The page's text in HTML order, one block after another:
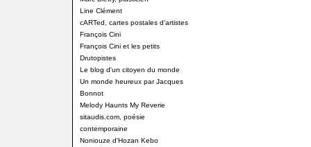
Line Clément
cARTed, cartes postales d'artistes
François Cini
François Cini et les petits
Drutopistes
Le blog d'un citoyen du monde
Un monde heureux par Jacques
Bonnot
Melody Haunts My Reverie
sitaudis.com, poésie
contemporaine
Noniouze d'Hozan Kebo